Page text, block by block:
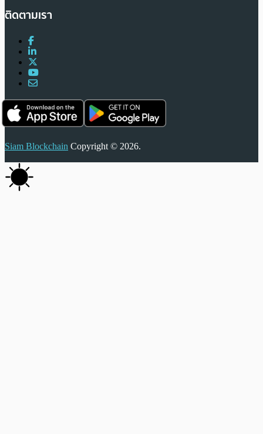
ติดตามเรา
Siam Blockchain Copyright © 2026.